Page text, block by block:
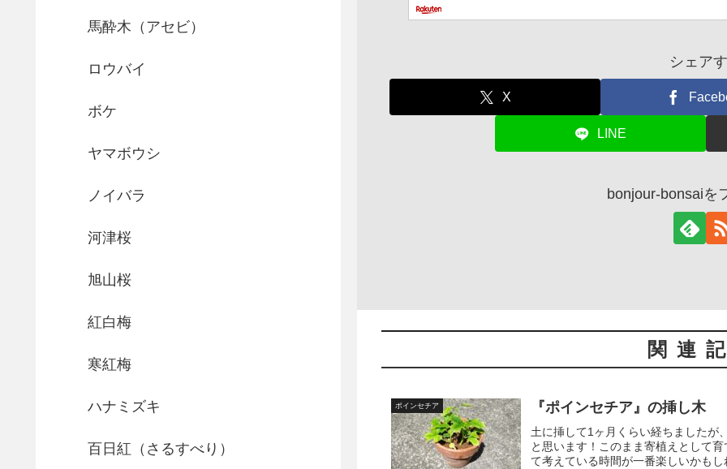
シェア
X
LINE
bonjour-bonsaiを
関連
ポインセチア 『ポインセチア』の挿し木
土に挿して1ヶ月くらい経ちましたが
と思います！このまま寄植えとして
て考えている時間が一番楽しいかも
馬酔木（アセビ）
ロウバイ
ボケ
ヤマボウシ
ノイバラ
河津桜
旭山桜
紅白梅
寒紅梅
ハナミズキ
百日紅（さるすべり）